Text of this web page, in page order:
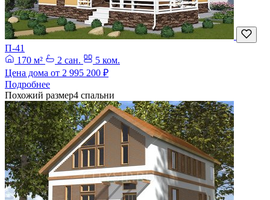
П-41
170 м²
2 сан.
5 ком.
Цена дома от 2 995 200 ₽
Подробнее
Похожий размер4 спальни